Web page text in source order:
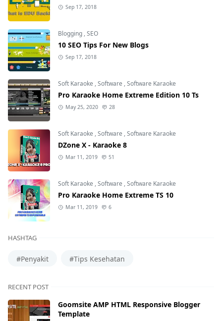
Sep 17, 2018
Blogging ,SEO
10 SEO Tips For New Blogs
Sep 17, 2018
Soft Karaoke ,Software ,Software Karaoke
Pro Karaoke Home Extreme Edition 10 Ts
May 25, 2020 28
Soft Karaoke ,Software ,Software Karaoke
DZone X - Karaoke 8
Mar 11, 2019 51
Soft Karaoke ,Software ,Software Karaoke
Pro Karaoke Home Extreme TS 10
Mar 11, 2019 6
HASHTAG
#Penyakit #Tips Kesehatan
RECENT POST
Goomsite AMP HTML Responsive Blogger
Template